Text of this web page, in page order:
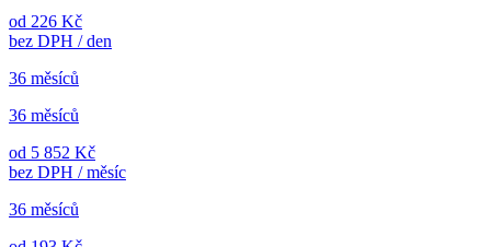
od 226 Kč
bez DPH / den
36 měsíců
36 měsíců
od 5 852 Kč
bez DPH / měsíc
36 měsíců